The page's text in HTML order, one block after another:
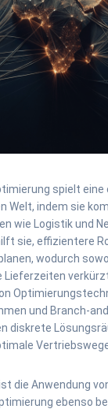
spielt
Welt, indem sie
wie Logistik und
sie, effizientere
wodurch
Lieferzeiten
und Branch-
diskrete
die Anwendung
ebenso